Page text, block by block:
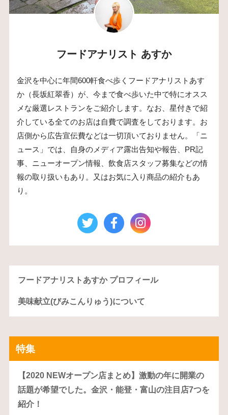
フードアナリスト あすか
金沢を中心に年間600軒食べ歩くフードアナリストあす
か（長坂紅翠香）が、今まで食べ歩いた中で特にオスス
メな厳選レストランをご紹介します。なお、星付きで紹
介している全てのお店は自費で調査をしております。お
店側から広告宣伝費などは一切頂いておりません。「ニ
ュース」では、自身のメディア露出告知や報告、PR記
事、ニューオープン情報、飲食店スタッフ募集などの情
報の取り扱いもあり。又はお気に入り商品の紹介もあ
り。
フードアナリストあすか プロフィール
美味献立(びみこんりゅう)について
特集
【2020 NEWオープン店まとめ】激動の年に開業の
話題が希望でした。金沢・能登・富山の注目店7つを
紹介！